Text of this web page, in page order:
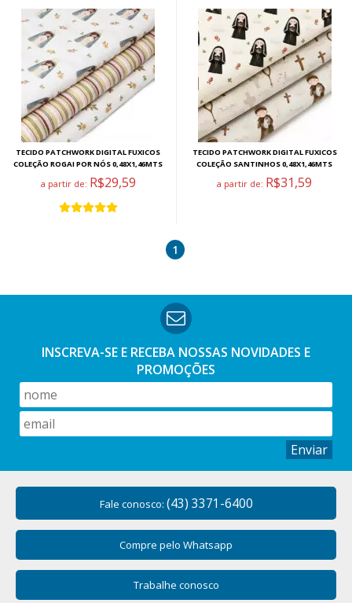
TECIDO PATCHWORK DIGITAL FUXICOS
COLEÇÃO ROGAI POR NÓS 0,48X1,46MTS
a partir de: R$29,59
TECIDO PATCHWORK DIGITAL FUXICOS
COLEÇÃO SANTINHOS 0,48X1,46MTS
a partir de: R$31,59
1
INSCREVA-SE E RECEBA NOSSAS NOVIDADES E
PROMOÇÕES
Enviar
Fale conosco: (43) 3371-6400
Compre pelo Whatsapp
Trabalhe conosco